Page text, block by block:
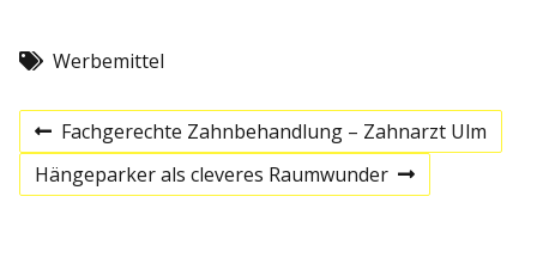
Werbemittel
B
e
P
r
e
Fachgerechte Zahnbehandlung – Zahnarzt Ulm
N
Hängeparker als cleveres Raumwunder